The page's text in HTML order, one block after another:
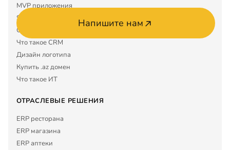
MVP приложения
SEO услуги
Google Maps
Что такое CRM
Дизайн логотипа
Купить .az домен
Что такое ИТ
ОТРАСЛЕВЫЕ РЕШЕНИЯ
ERP ресторана
ERP магазина
ERP аптеки
Напишите нам